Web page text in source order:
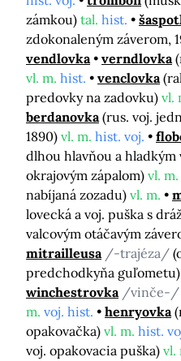
zámkou) tal. hist.
zdokonaleným záverom,
vendlovka
verndlovka
vl. m. hist. venclovka
predovky na zadovku) vl.
berdanovka (rus. voj.
1890) vl. m. hist. voj.
dlhou hlavňou a hladkým
okrajovým zápalom) vl. m.
nabíjaná zozadu) vl. m.
lovecká a voj. puška s
valcovým otáčavým
mitrailleusa /-trajéza/
predchodkyňa guľometu)
winchestrovka /vinče-/
m. voj. hist. henryovka
opakovačka) vl. m. hist.
voj. opakovacia puška) vl.